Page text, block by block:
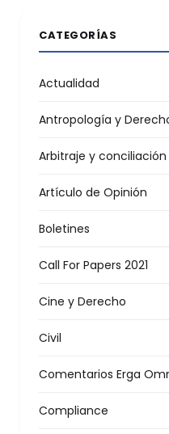
CATEGORÍAS
Actualidad
Antropología y
Arbitraje y conciliación
Artículo de Opinión
Boletines
Call For Papers 2021
Cine y Derecho
Civil
Comentarios Erga
Compliance